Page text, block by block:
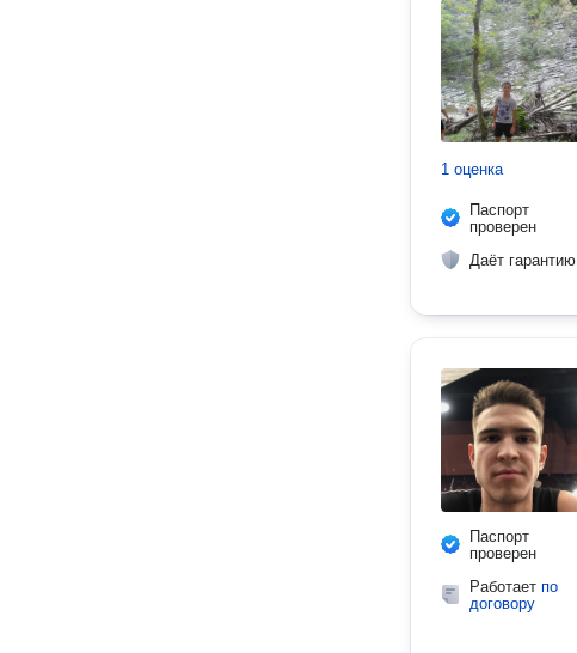
1 оценка
Паспорт
проверен
Даёт гарантию
Паспорт
проверен
Работает по
договору